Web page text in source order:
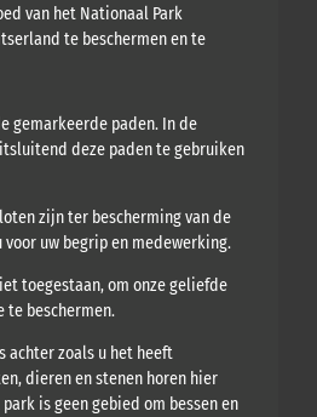
van het Nationaal Park
te beschermen en te
gemarkeerde paden. In de
deze paden te gebruiken
zijn ter bescherming van de
voor uw begrip en medewerking.
toegestaan, om onze geliefde
te beschermen.
achter zoals u het heeft
dieren en stenen horen hier
is geen gebied om bessen en